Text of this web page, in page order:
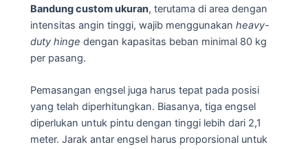
Bandung custom ukuran, terutama di area dengan
intensitas angin tinggi, wajib menggunakan heavy-
duty hinge dengan kapasitas beban minimal 80 kg
per pasang.
Pemasangan engsel juga harus tepat pada posisi
yang telah diperhitungkan. Biasanya, tiga engsel
diperlukan untuk pintu dengan tinggi lebih dari 2,1
meter. Jarak antar engsel harus proporsional untuk